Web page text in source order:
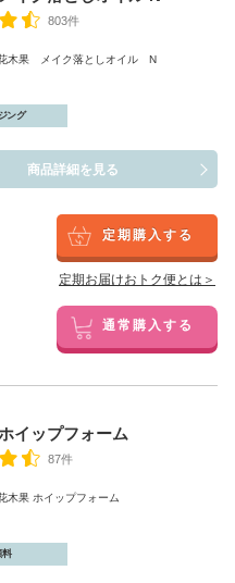
803件
果 メイク落としオイル N
ング
商品詳細を見る
定期購入する
定期お届けおトク便とは＞
通常購入する
イップフォーム
87件
果 ホイップフォーム
料